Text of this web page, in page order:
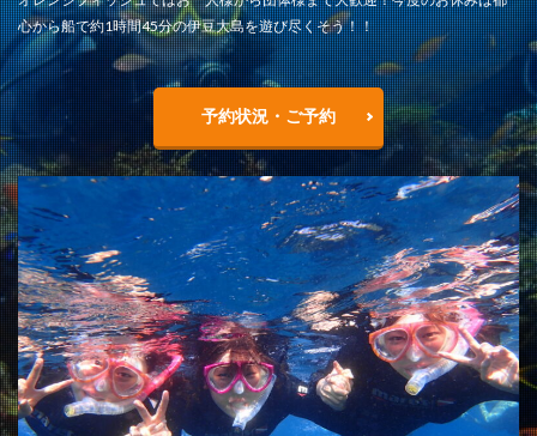
心から船で約1時間45分の伊豆大島を遊び尽くそう！！
予約状況・ご予約